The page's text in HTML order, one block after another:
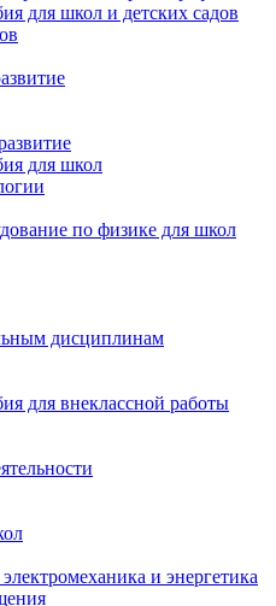
для школ и детских садов
для школ
по физике для школ
дисциплинам
для внеклассной работы
и энергетика